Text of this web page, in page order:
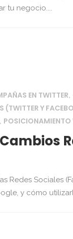
tu negocio....
EN TWITTER,
(TWITTER Y
, POSICIONAMIENTO
Redes Sociales
y cómo